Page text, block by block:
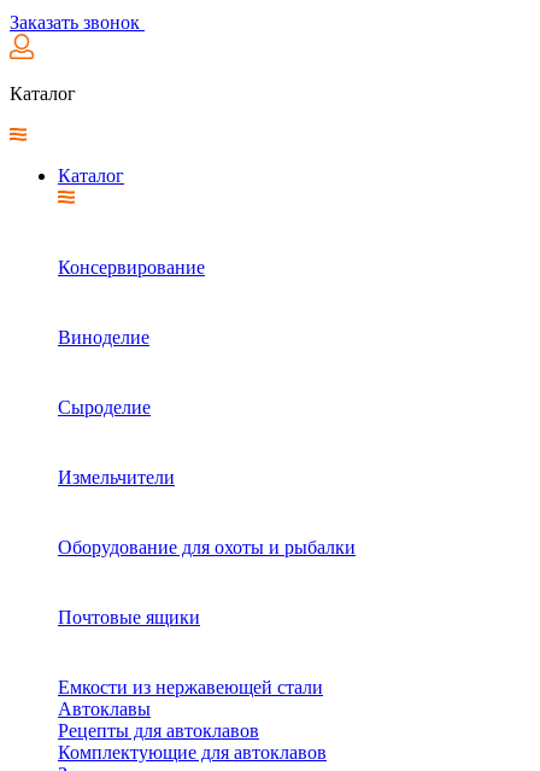
Заказать звонок
Каталог
Каталог
Консервирование
Виноделие
Сыроделие
Измельчители
Оборудование для охоты и рыбалки
Почтовые ящики
Емкости из нержавеющей стали
Автоклавы
Рецепты для автоклавов
Комплектующие для автоклавов